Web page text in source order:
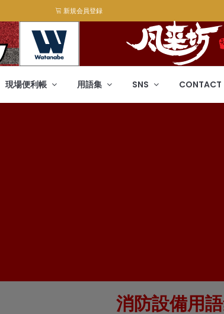
新規会員登録
現場便利帳 用語集 SNS CONTACT
消防設備用